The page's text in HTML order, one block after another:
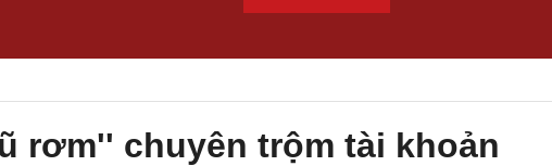
rơm'' chuyên trộm tài khoản